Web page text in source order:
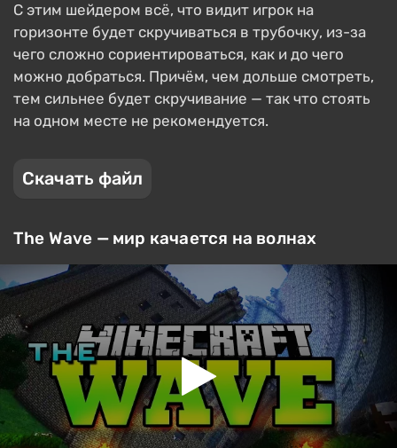
С этим шейдером всё, что видит игрок на
горизонте будет скручиваться в трубочку, из-за
чего сложно сориентироваться, как и до чего
можно добраться. Причём, чем дольше смотреть,
тем сильнее будет скручивание — так что стоять
на одном месте не рекомендуется.
Скачать файл
The Wave — мир качается на волнах